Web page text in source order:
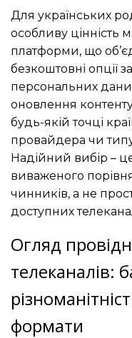
Для українських
особливу цінність
платформи, що
безкоштовні опції
персональних
оновлення контенту
будь-якій точці
провайдера чи
Надійний вибір –
виваженого
чинників, а не
доступних
Огляд
телеканалів:
формати